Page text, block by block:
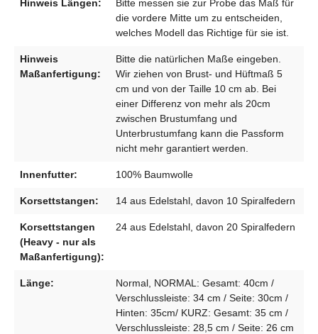
Hinweis Längen:
Bitte messen sie zur Probe das Maß für
die vordere Mitte um zu entscheiden,
welches Modell das Richtige für sie ist.
Hinweis
Maßanfertigung:
Bitte die natürlichen Maße eingeben.
Wir ziehen von Brust- und Hüftmaß 5
cm und von der Taille 10 cm ab. Bei
einer Differenz von mehr als 20cm
zwischen Brustumfang und
Unterbrustumfang kann die Passform
nicht mehr garantiert werden.
Innenfutter: 100% Baumwolle
Korsettstangen: 14 aus Edelstahl, davon 10 Spiralfedern
Korsettstangen
(Heavy - nur als
Maßanfertigung):
24 aus Edelstahl, davon 20 Spiralfedern
Länge:
Normal, NORMAL: Gesamt: 40cm /
Verschlussleiste: 34 cm / Seite: 30cm /
Hinten: 35cm/ KURZ: Gesamt: 35 cm /
Verschlussleiste: 28,5 cm / Seite: 26 cm